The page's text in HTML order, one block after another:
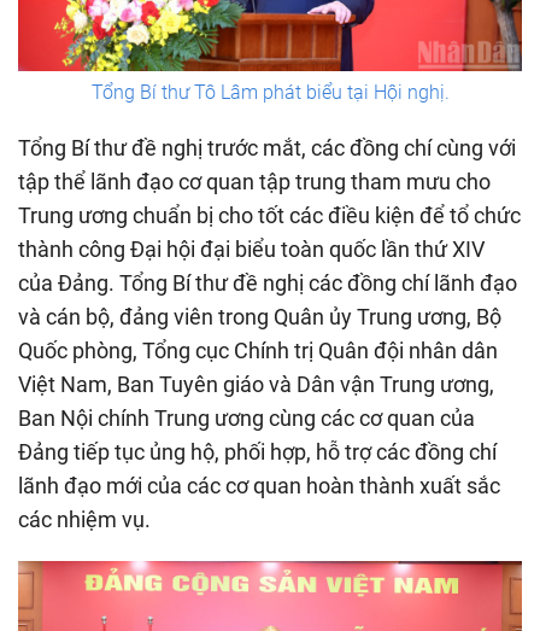
Tổng Bí thư Tô Lâm phát biểu tại Hội nghị.
Tổng Bí thư đề nghị trước mắt, các đồng chí cùng với
tập thể lãnh đạo cơ quan tập trung tham mưu cho
Trung ương chuẩn bị cho tốt các điều kiện để tổ chức
thành công Đại hội đại biểu toàn quốc lần thứ XIV
của Đảng. Tổng Bí thư đề nghị các đồng chí lãnh đạo
và cán bộ, đảng viên trong Quân ủy Trung ương, Bộ
Quốc phòng, Tổng cục Chính trị Quân đội nhân dân
Việt Nam, Ban Tuyên giáo và Dân vận Trung ương,
Ban Nội chính Trung ương cùng các cơ quan của
Đảng tiếp tục ủng hộ, phối hợp, hỗ trợ các đồng chí
lãnh đạo mới của các cơ quan hoàn thành xuất sắc
các nhiệm vụ.